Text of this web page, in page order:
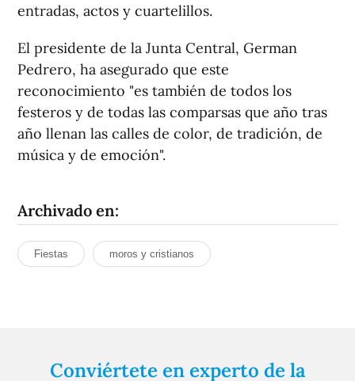
entradas, actos y cuartelillos.
El presidente de la Junta Central, German
Pedrero, ha asegurado que este
reconocimiento "es también de todos los
festeros y de todas las comparsas que año tras
año llenan las calles de color, de tradición, de
música y de emoción".
Archivado en:
Fiestas moros y cristianos
Conviértete en experto de la